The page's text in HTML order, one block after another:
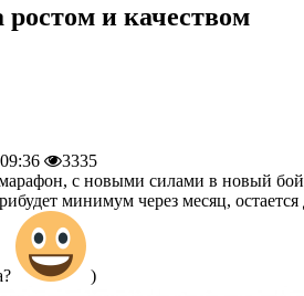
ростом и качеством
3335
с новыми силами в новый
минимум через месяц,
)